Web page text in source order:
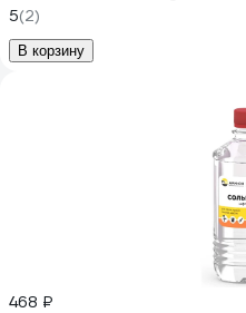
5(2)
В корзину
468 ₽